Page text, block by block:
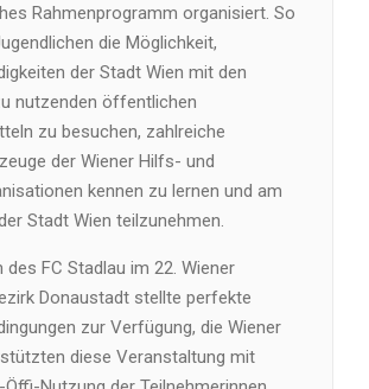
Rahmenprogramm organisiert. So
die Möglichkeit,
der Stadt Wien mit den
nutzenden öffentlichen
zu besuchen, zahlreiche
der Wiener Hilfs- und
kennen zu lernen und am
Stadt Wien teilzunehmen.
des FC Stadlau im 22. Wiener
Donaustadt stellte perfekte
zur Verfügung, die Wiener
diese Veranstaltung mit